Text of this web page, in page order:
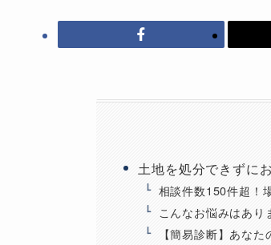
土地を処分できずに
相談件数150件超！
こんなお悩みはあり
【簡易診断】あな